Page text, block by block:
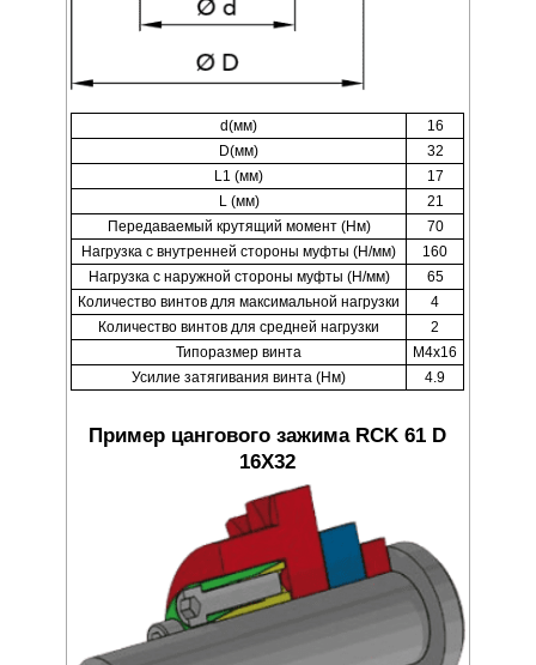
d(мм)
16
D(мм)
32
L1 (мм)
17
L (мм)
21
Передаваемый крутящий момент (Нм)
70
Нагрузка с внутренней стороны муфты (Н/мм)
160
Нагрузка с наружной стороны муфты (Н/мм)
65
Количество винтов для максимальной нагрузки
4
Количество винтов для средней нагрузки
2
Типоразмер винта
M4x16
Усилие затягивания винта (Нм)
4.9
Пример цангового зажима RCK 61 D
16X32